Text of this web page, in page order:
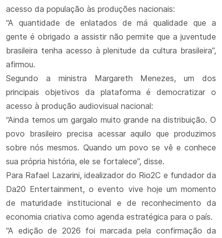
acesso da população às produções nacionais:
“A quantidade de enlatados de má qualidade que a
gente é obrigado a assistir não permite que a juventude
brasileira tenha acesso à plenitude da cultura brasileira”,
afirmou.
Segundo a ministra Margareth Menezes, um dos
principais objetivos da plataforma é democratizar o
acesso à produção audiovisual nacional:
“Ainda temos um gargalo muito grande na distribuição. O
povo brasileiro precisa acessar aquilo que produzimos
sobre nós mesmos. Quando um povo se vê e conhece
sua própria história, ele se fortalece”, disse.
Para Rafael Lazarini, idealizador do Rio2C e fundador da
Da20 Entertainment, o evento vive hoje um momento
de maturidade institucional e de reconhecimento da
economia criativa como agenda estratégica para o país.
“A edição de 2026 foi marcada pela confirmação da